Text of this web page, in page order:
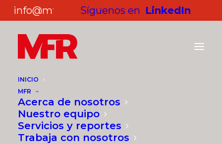
info@mf-rating.com
Síguenos en LinkedIn
INICIO
MFR
Acerca de nosotros
Nuestro equipo
Servicios y reportes
Trabaja con nosotros